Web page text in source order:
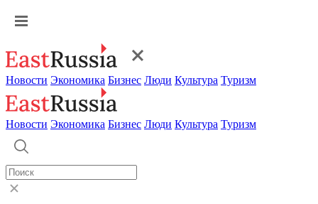
Новости Экономика Бизнес Люди Культура Туризм
Новости Экономика Бизнес Люди Культура Туризм